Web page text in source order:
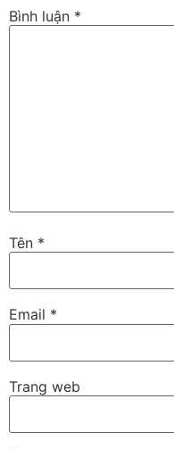
Bình luận *
Tên *
Email *
Trang web